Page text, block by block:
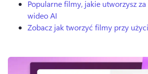
Popularne filmy, jakie utworzysz
wideo AI
Zobacz jak tworzyć filmy przy